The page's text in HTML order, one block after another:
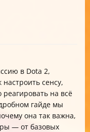
в Dota 2,
сенсу,
на всё
гайде мы
она так важна,
— от базовых